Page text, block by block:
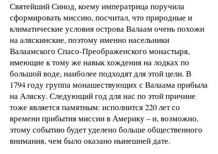
Святейший Синод, коему императрица поручила
сформировать миссию, посчитал, что природные и
климатические условия острова Валаам очень похожи
на аляскинские, поэтому именно насельники
Валаамского Спасо-Преображенского монастыря,
имеющие к тому же навык хождения на лодках по
большой воде, наиболее подходят для этой цели. В
1794 году группа монашествующих с Валаама прибыла
на Аляску. Следующий год для нас по этой причине
тоже является памятным: исполнится 220 лет со
времени прибытия миссии в Америку – и, возможно,
этому событию будет уделено больше общественного
внимания, чем было оказано нынешней дате.